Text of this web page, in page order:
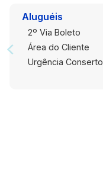
Aluguéis
2º Via Boleto
Área do Cliente
Urgência